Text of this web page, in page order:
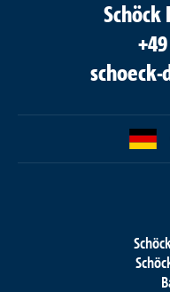
Schöck
schoeck-